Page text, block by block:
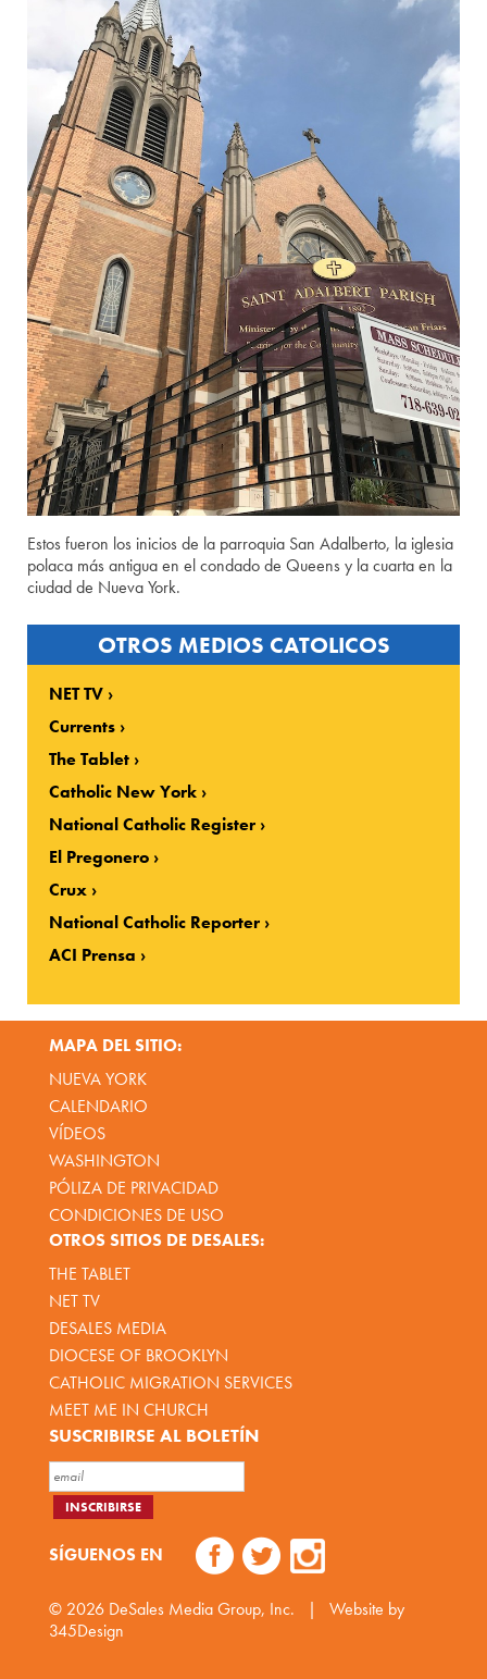
Estos fueron los inicios de la parroquia San Adalberto, la iglesia
polaca más antigua en el condado de Queens y la cuarta en la
ciudad de Nueva York.
OTROS MEDIOS CATOLICOS
NET TV
Currents
The Tablet
Catholic New York
National Catholic Register
El Pregonero
Crux
National Catholic Reporter
ACI Prensa
MAPA DEL SITIO:
NUEVA YORK
CALENDARIO
VÍDEOS
WASHINGTON
PÓLIZA DE PRIVACIDAD
CONDICIONES DE USO
OTROS SITIOS DE DESALES:
THE TABLET
NET TV
DESALES MEDIA
DIOCESE OF BROOKLYN
CATHOLIC MIGRATION SERVICES
MEET ME IN CHURCH
SUSCRIBIRSE AL BOLETÍN
SÍGUENOS EN
© 2026 DeSales Media Group, Inc. |
Website by
345Design